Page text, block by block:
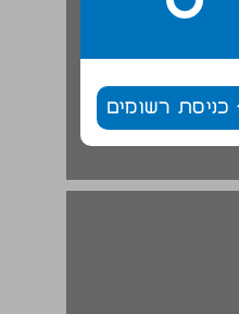
כניסת רשומים